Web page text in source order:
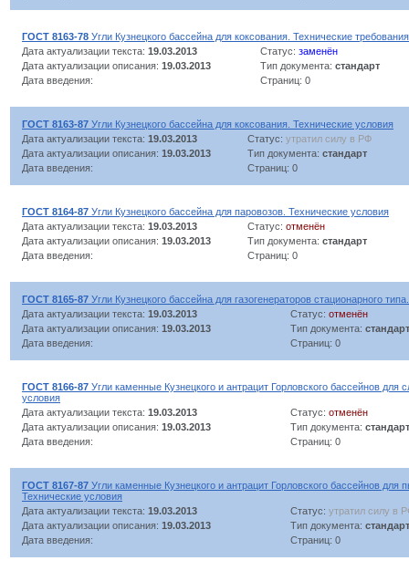
ГОСТ 8163-78 Угли Кузнецкого бассейна для коксования. Технические требования
Дата актуализации текста: 19.03.2013 Статус: заменён
Дата актуализации описания: 19.03.2013 Тип документа: стандарт
Дата введения:
Страниц: 0
ГОСТ 8163-87 Угли Кузнецкого бассейна для коксования. Технические условия
Дата актуализации текста: 19.03.2013 Статус: утратил силу в РФ
Дата актуализации описания: 19.03.2013 Тип документа: стандарт
Дата введения:
Страниц: 0
ГОСТ 8164-87 Угли Кузнецкого бассейна для паровозов. Технические условия
Дата актуализации текста: 19.03.2013 Статус: отменён
Дата актуализации описания: 19.03.2013 Тип документа: стандарт
Дата введения:
Страниц: 0
ГОСТ 8165-87 Угли Кузнецкого бассейна для газогенераторов стационарного
Дата актуализации текста: 19.03.2013 Статус: отменён
Дата актуализации описания: 19.03.2013 Тип документа: стандарт
Дата введения:
Страниц: 0
ГОСТ 8166-87 Угли каменные Кузнецкого и антрацит Горловского бассейнов для
условия
Дата актуализации текста: 19.03.2013 Статус: отменён
Дата актуализации описания: 19.03.2013 Тип документа: стандарт
Дата введения:
Страниц: 0
ГОСТ 8167-87 Угли каменные Кузнецкого и антрацит Горловского бассейнов для
Технические условия
Дата актуализации текста: 19.03.2013 Статус: утратил силу в
Дата актуализации описания: 19.03.2013 Тип документа: стандарт
Дата введения:
Страниц: 0